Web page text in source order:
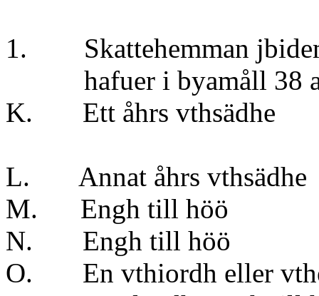
1. Skattehemman
hafuer i byamåll 38
K. Ett åhrs
L. Annat åhrs
M. Engh till
N. Engh till
O. En vthiordh eller